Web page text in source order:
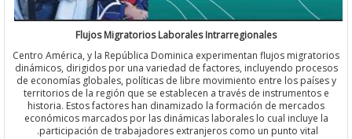
Flujos Migratorios Laborales Intrarregionales
Centro América, y la República Dominica experimentan flujos
dinámicos, dirigidos por una variedad de factores, incluyendo
de economías globales, políticas de libre movimiento entre los
territorios de la región que se establecen a través de
historia. Estos factores han dinamizado la formación de
económicos marcados por las dinámicas laborales lo cual
participación de trabajadores extranjeros como un punto